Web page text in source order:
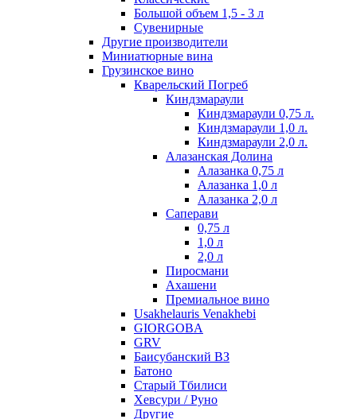
Большой объем 1,5 - 3 л
Сувенирные
Другие производители
Миниатюрные вина
Грузинское вино
Кварельский Погреб
Киндзмараули
Киндзмараули 0,75 л.
Киндзмараули 1,0 л.
Киндзмараули 2,0 л.
Алазанская Долина
Алазанка 0,75 л
Алазанка 1,0 л
Алазанка 2,0 л
Саперави
0,75 л
1,0 л
2,0 л
Пиросмани
Ахашени
Премиальное вино
Usakhelauris Venakhebi
GIORGOBA
GRV
Баисубанский ВЗ
Батоно
Старый Тбилиси
Хевсури / Руно
Другие